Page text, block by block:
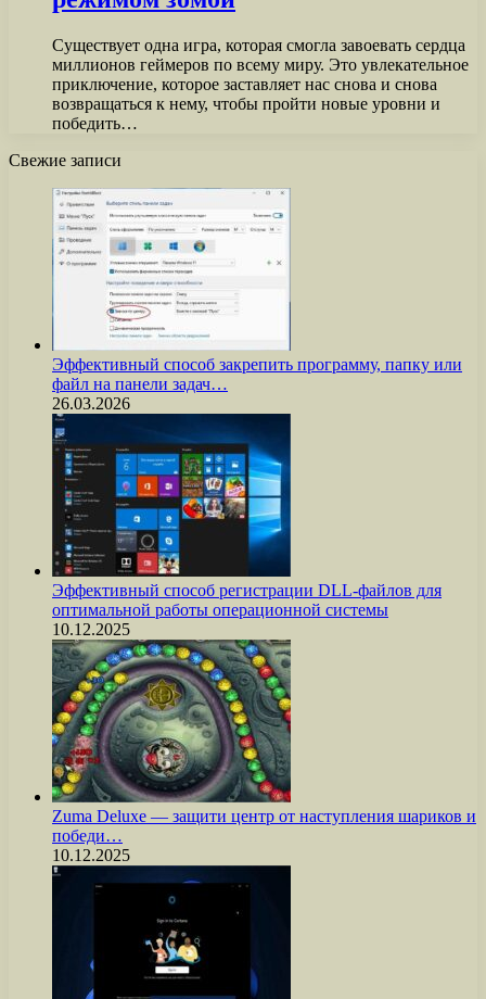
Существует одна игра, которая смогла завоевать сердца
миллионов геймеров по всему миру. Это увлекательное
приключение, которое заставляет нас снова и снова
возвращаться к нему, чтобы пройти новые уровни и
победить…
Свежие записи
Эффективный способ закрепить программу, папку или
файл на панели задач…
26.03.2026
Эффективный способ регистрации DLL-файлов для
оптимальной работы операционной системы
10.12.2025
Zuma Deluxe — защити центр от наступления шариков и
победи…
10.12.2025